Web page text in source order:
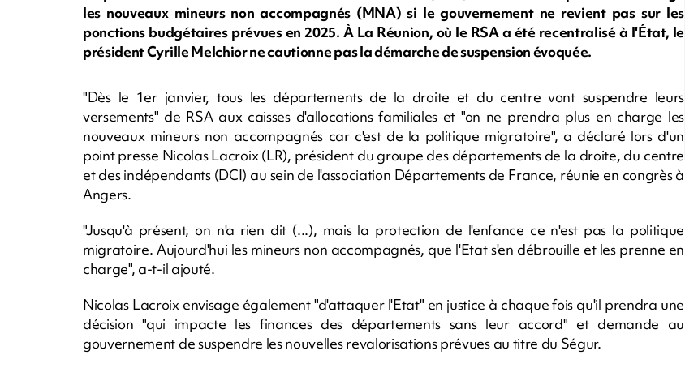
les nouveaux mineurs non accompagnés (MNA) si le gouvernement ne revient pas sur les
ponctions budgétaires prévues en 2025. À La Réunion, où le RSA a été recentralisé à l'État, le
président Cyrille Melchior ne cautionne pas la démarche de suspension évoquée.
"Dès le 1er janvier, tous les départements de la droite et du centre vont suspendre leurs
versements" de RSA aux caisses d'allocations familiales et "on ne prendra plus en charge les
nouveaux mineurs non accompagnés car c'est de la politique migratoire", a déclaré lors d'un
point presse Nicolas Lacroix (LR), président du groupe des départements de la droite, du centre
et des indépendants (DCI) au sein de l'association Départements de France, réunie en congrès à
Angers.
"Jusqu'à présent, on n'a rien dit (...), mais la protection de l'enfance ce n'est pas la politique
migratoire. Aujourd'hui les mineurs non accompagnés, que l'Etat s'en débrouille et les prenne en
charge", a-t-il ajouté.
Nicolas Lacroix envisage également "d'attaquer l'Etat" en justice à chaque fois qu'il prendra une
décision "qui impacte les finances des départements sans leur accord" et demande au
gouvernement de suspendre les nouvelles revalorisations prévues au titre du Ségur.